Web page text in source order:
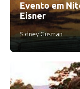
Evento em
Eisner
Sidney Gusman